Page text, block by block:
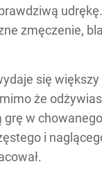
zmęczenie,
się
że
w
i